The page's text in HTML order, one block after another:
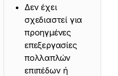
Δεν έχει
σχεδιαστεί για
προηγμένες
επεξεργασίες
πολλαπλών
επιπέδων ή